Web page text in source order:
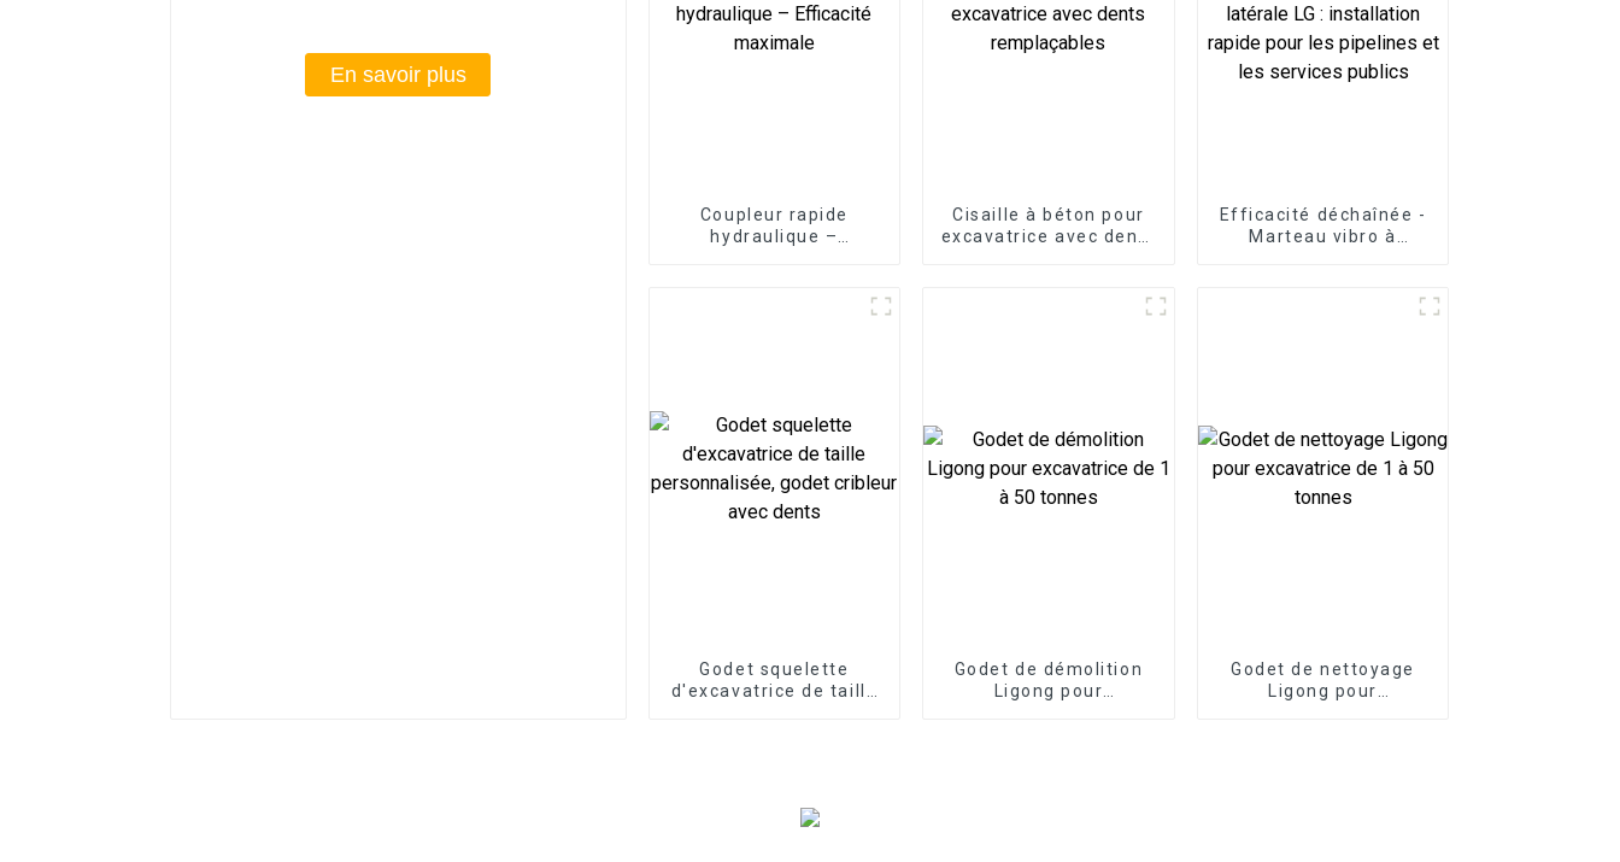
En savoir plus
Coupleur rapide
hydraulique –
Cisaille à béton pour
excavatrice avec dents
Efficacité déchaînée -
Marteau vibro à
Godet squelette
d'excavatrice de taille
Godet de démolition
Ligong pour
Godet de nettoyage
Ligong pour